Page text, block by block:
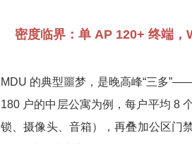
密度临界：单 AP 120+ 终端，
MDU 的典型噩梦，是晚高峰“三多
180 户的中层公寓为例，每户平均 8
锁、摄像头、音箱），再叠加公区门